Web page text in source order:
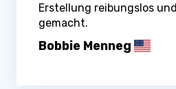
Erstellung reibungslos
gemacht.
Bobbie Menneg